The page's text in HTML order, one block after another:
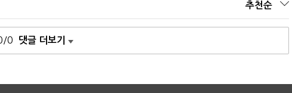
추천순
0 댓글 더보기